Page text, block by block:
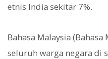
etnis India sekitar 7%.
Bahasa Malaysia
seluruh warga negara di